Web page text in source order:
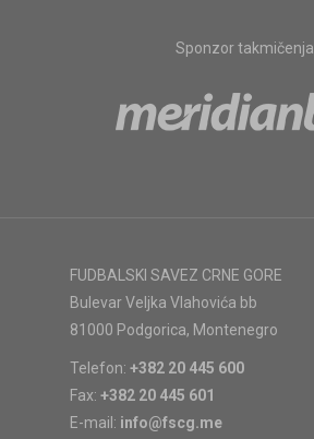
Sponzor takmičenja
FUDBALSKI SAVEZ CRNE GORE
Bulevar Veljka Vlahovića bb
81000 Podgorica, Montenegro
Telefon: +382 20 445 600
Fax: +382 20 445 601
E-mail: info@fscg.me